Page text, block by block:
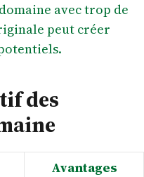
avec trop de
peut créer
des
Avantages